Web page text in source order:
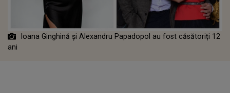
Ioana Ginghină și Alexandru Papadopol au fost căsătoriți 12
ani